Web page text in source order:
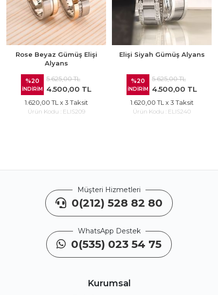
Rose Beyaz Gümüş Elişi
Alyans
%20
İNDİRİM
5.625,00 TL
4.500,00 TL
1.620,00 TL x 3 Taksit
Ürün Kodu : ELIS209
Elişi Siyah Gümüş Alyans
%20
İNDİRİM
5.625,00 TL
4.500,00 TL
1.620,00 TL x 3 Taksit
Ürün Kodu : ELIS240
Müşteri Hizmetleri
0(212) 528 82 80
WhatsApp Destek
0(535) 023 54 75
Kurumsal